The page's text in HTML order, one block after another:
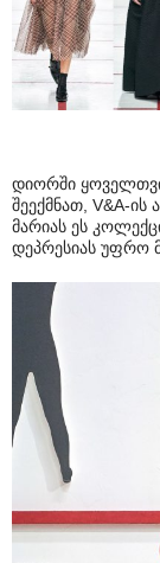
დიორში
შეექმნათ, V&A-ის
მარიას ეს
დეპრესიას უფრო